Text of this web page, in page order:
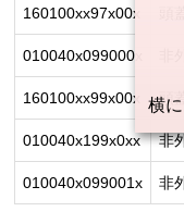
160100xx97x00x
010040x099000x
160100xx99x00x 頭
010040x199x0xx 非
010040x099001x 非